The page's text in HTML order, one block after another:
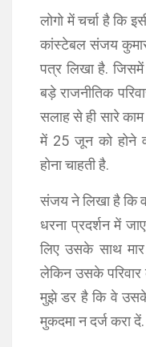
लोगो में चर्चा है कि
कांस्टेबल संजय
पत्र लिखा है.
बड़े राजनीतिक
सलाह से ही सारे
में 25 जून को होने
होना चाहती है.
संजय ने लिखा है कि
धरना प्रदर्शन में
लिए उसके साथ
लेकिन उसके
मुझे डर है कि वे
मुकदमा न दर्ज करा दें.